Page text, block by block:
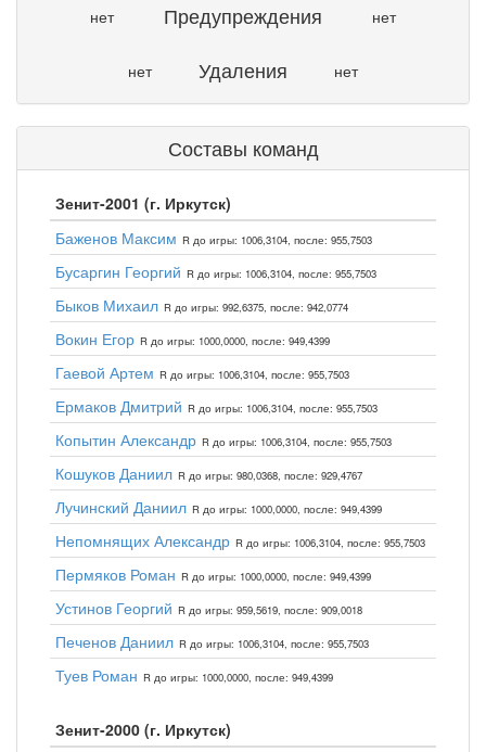
нет Предупреждения нет
нет Удаления нет
Составы команд
Зенит-2001 (г. Иркутск)
Баженов Максим R до игры: 1006,3104, после: 955,7503
Бусаргин Георгий R до игры: 1006,3104, после: 955,7503
Быков Михаил R до игры: 992,6375, после: 942,0774
Вокин Егор R до игры: 1000,0000, после: 949,4399
Гаевой Артем R до игры: 1006,3104, после: 955,7503
Ермаков Дмитрий R до игры: 1006,3104, после: 955,7503
Копытин Александр R до игры: 1006,3104, после: 955,7503
Кошуков Даниил R до игры: 980,0368, после: 929,4767
Лучинский Даниил R до игры: 1000,0000, после: 949,4399
Непомнящих Александр R до игры: 1006,3104, после: 955,7503
Пермяков Роман R до игры: 1000,0000, после: 949,4399
Устинов Георгий R до игры: 959,5619, после: 909,0018
Печенов Даниил R до игры: 1006,3104, после: 955,7503
Туев Роман R до игры: 1000,0000, после: 949,4399
Зенит-2000 (г. Иркутск)